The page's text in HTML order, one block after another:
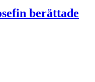
berättade